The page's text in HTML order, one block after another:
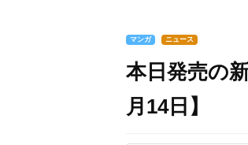
マンガ ニュース
本日発売の
月14日】